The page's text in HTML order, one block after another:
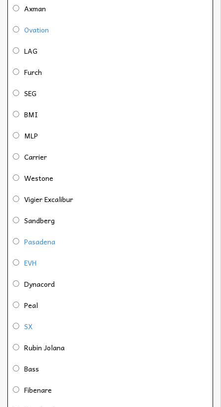
Axman
Ovation
LAG
Furch
SEG
BMI
MLP
Carrier
Westone
Vigier Excalibur
Sandberg
Pasadena
EVH
Dynacord
Peal
SX
Rubin Jolana
Bass
Fibenare